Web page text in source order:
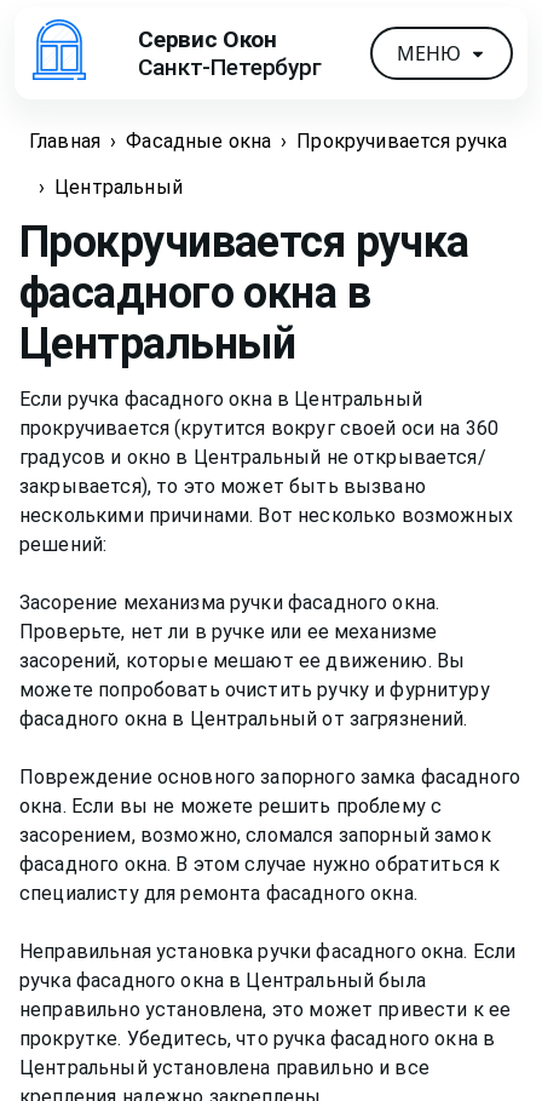
Сервис Окон
Санкт-Петербург
МЕНЮ
Главная › Фасадные окна ›
Прокручивается ручка
›
Центральный
Прокручивается ручка
фасадного окна в
Центральный
Если ручка фасадного окна в Центральный
прокручивается (крутится вокруг своей оси на 360
градусов и окно в Центральный не открывается/
закрывается), то это может быть вызвано
несколькими причинами. Вот несколько возможных
решений:
Засорение механизма ручки фасадного окна.
Проверьте, нет ли в ручке или ее механизме
засорений, которые мешают ее движению. Вы
можете попробовать очистить ручку и фурнитуру
фасадного окна в Центральный от загрязнений.
Повреждение основного запорного замка фасадного
окна. Если вы не можете решить проблему с
засорением, возможно, сломался запорный замок
фасадного окна. В этом случае нужно обратиться к
специалисту для ремонта фасадного окна.
Неправильная установка ручки фасадного окна. Если
ручка фасадного окна в Центральный была
неправильно установлена, это может привести к ее
прокрутке. Убедитесь, что ручка фасадного окна в
Центральный установлена правильно и все